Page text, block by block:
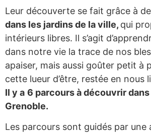
Leur découverte se fait grâce à
dans les jardins de la ville, qui
intérieurs libres. Il s’agit
dans notre vie la trace de nos
apaiser, mais aussi goûter petit à
cette lueur d’être, restée en nous
Il y a 6 parcours à découvrir
Grenoble.
Les parcours sont guidés par une